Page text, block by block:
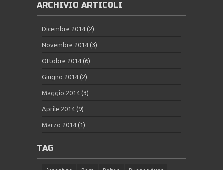
ARCHIVIO ARTICOLI
Dicembre 2014 (2)
Novembre 2014 (3)
Ottobre 2014 (6)
Giugno 2014 (2)
Maggio 2014 (3)
Aprile 2014 (9)
Marzo 2014 (1)
TAG